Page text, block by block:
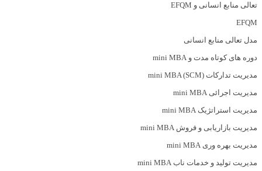
تعالی منابع انسانی و EFQM
EFQM
مدل تعالی منابع انسانی
دوره های کوتاه مدت و mini MBA
مدیریت تدارکات (mini MBA (SCM
مدیریت اجرائی mini MBA
مدیریت استراتژیک mini MBA
مدیریت بازاریابی و فروش mini MBA
مدیریت بهره وری mini MBA
مدیریت تولید و خدمات ناب mini MBA